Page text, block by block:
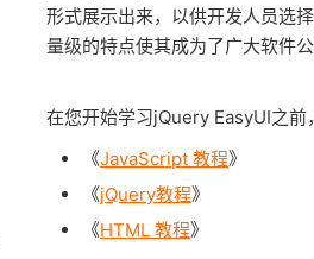
形式展示出来，以供开发人员选
量级的特点使其成为了广大软件公
在您开始学习jQuery EasyUI之前
《JavaScript 教程》
《jQuery教程》
《HTML 教程》